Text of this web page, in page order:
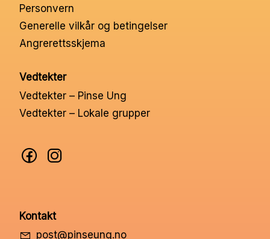
Personvern
Generelle vilkår og betingelser
Angrerettsskjema
Vedtekter
Vedtekter – Pinse Ung
Vedtekter – Lokale grupper
Kontakt
post@pinseung.no
Kontakt oss
Min konto